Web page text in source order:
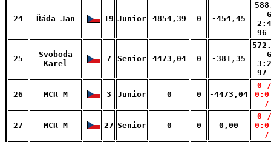
24 Řáda Jan 19 Junior 4854,39 0 -454,45
25
Svoboda
Karel
7 Senior 4473,04 0 -381,35
26 MCR M 3 Junior 0 0 -4473,04
0 /
/
27 MCR M 27 Senior 0 0 0,00
0 /
/